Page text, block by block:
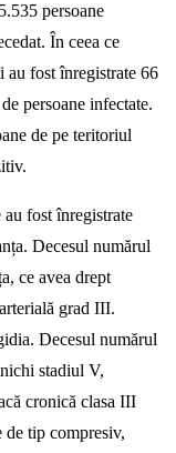
persoane
În ceea ce
au fost înregistrate 66
persoane infectate.
de pe teritoriul
fost înregistrate
Decesul numărul
ce avea drept
grad III.
Decesul numărul
stadiul V,
cronică clasa III
tip compresiv,